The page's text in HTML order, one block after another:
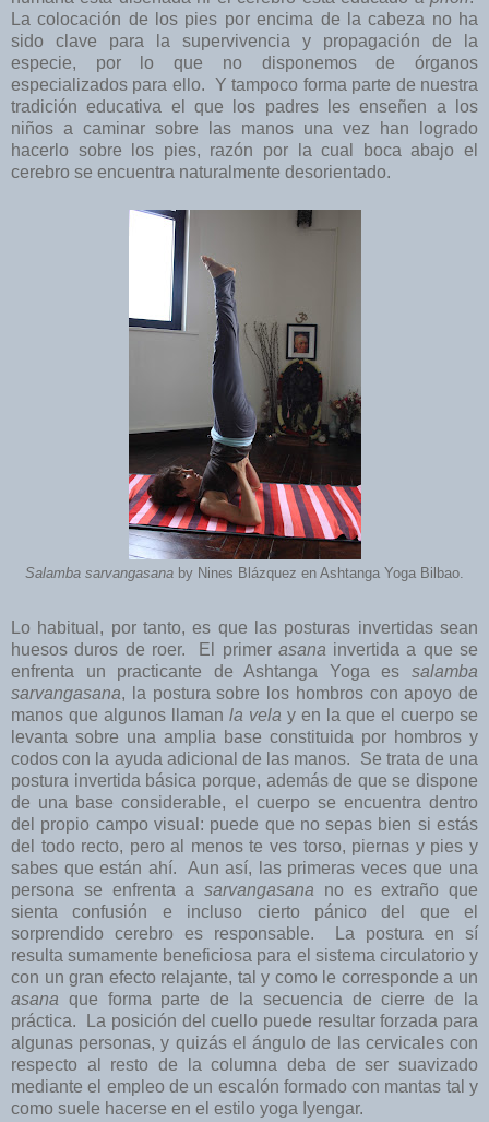
La colocación de los pies por encima de la cabeza no ha
sido clave para la supervivencia y propagación de la
especie, por lo que no disponemos de órganos
especializados para ello. Y tampoco forma parte de nuestra
tradición educativa el que los padres les enseñen a los
niños a caminar sobre las manos una vez han logrado
hacerlo sobre los pies, razón por la cual boca abajo el
cerebro se encuentra naturalmente desorientado.
Salamba sarvangasana by Nines Blázquez en Ashtanga Yoga Bilbao.
Lo habitual, por tanto, es que las posturas invertidas sean
huesos duros de roer. El primer asana invertida a que se
enfrenta un practicante de Ashtanga Yoga es salamba
sarvangasana, la postura sobre los hombros con apoyo de
manos que algunos llaman la vela y en la que el cuerpo se
levanta sobre una amplia base constituida por hombros y
codos con la ayuda adicional de las manos. Se trata de una
postura invertida básica porque, además de que se dispone
de una base considerable, el cuerpo se encuentra dentro
del propio campo visual: puede que no sepas bien si estás
del todo recto, pero al menos te ves torso, piernas y pies y
sabes que están ahí. Aun así, las primeras veces que una
persona se enfrenta a sarvangasana no es extraño que
sienta confusión e incluso cierto pánico del que el
sorprendido cerebro es responsable. La postura en sí
resulta sumamente beneficiosa para el sistema circulatorio y
con un gran efecto relajante, tal y como le corresponde a un
asana que forma parte de la secuencia de cierre de la
práctica. La posición del cuello puede resultar forzada para
algunas personas, y quizás el ángulo de las cervicales con
respecto al resto de la columna deba de ser suavizado
mediante el empleo de un escalón formado con mantas tal y
como suele hacerse en el estilo yoga Iyengar.